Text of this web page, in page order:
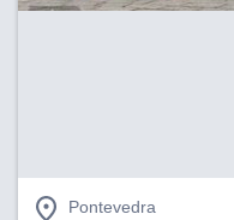
Pontevedra